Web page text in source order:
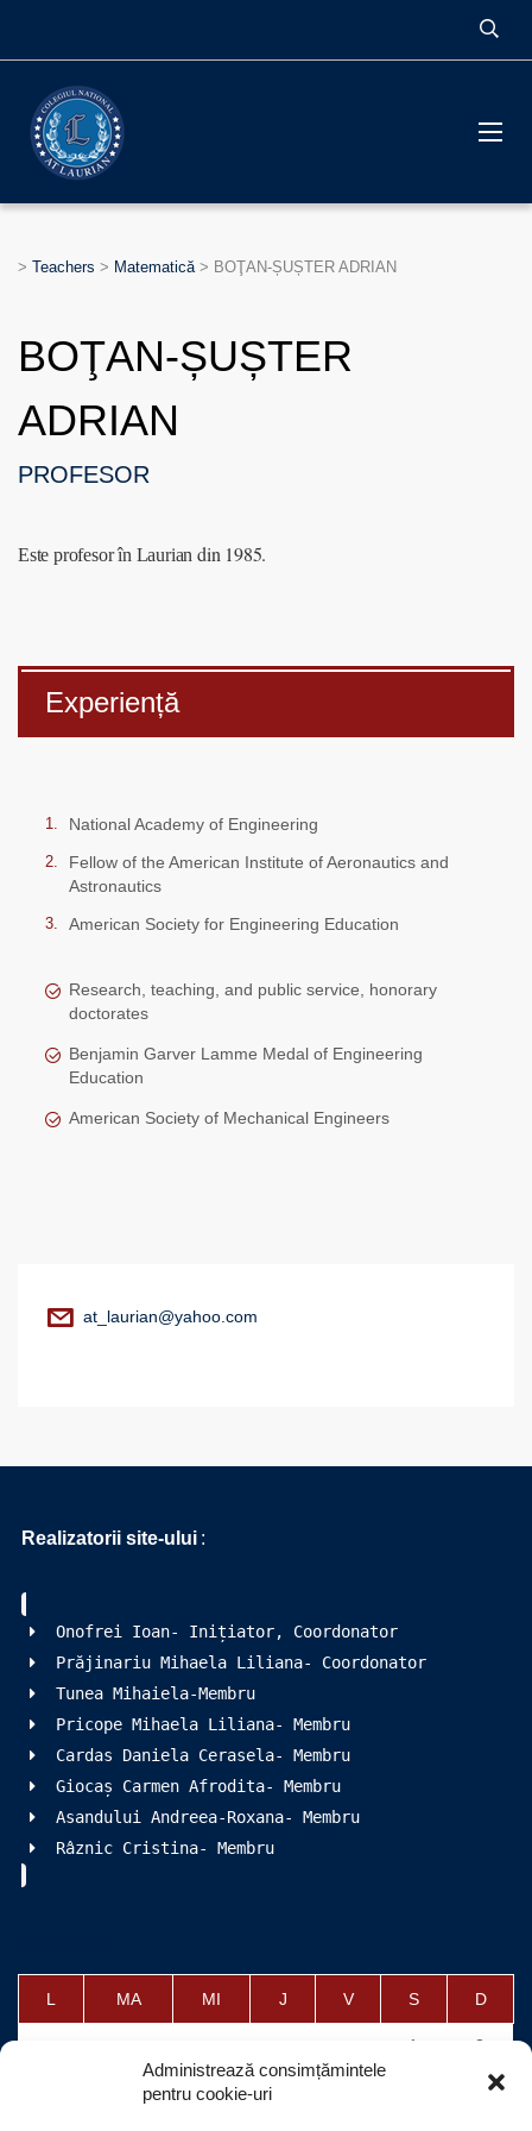
Administrează consimțămintele
pentru cookie-uri
> Teachers > Matematică> BOŢAN-ȘUȘTER ADRIAN
BOŢAN-ȘUȘTER
ADRIAN
PROFESOR
Este profesor în Laurian din 1985.
Experiență
National Academy of Engineering
Fellow of the American Institute of Aeronautics and
Astronautics
American Society for Engineering Education
Research, teaching, and public service, honorary
doctorates
Benjamin Garver Lamme Medal of Engineering
Education
American Society of Mechanical Engineers
at_laurian@yahoo.com
Realizatorii site-ului :
Onofrei Ioan- Inițiator, Coordonator
Prăjinariu Mihaela Liliana- Coordonator
Tunea Mihaiela-Membru
Pricope Mihaela Liliana- Membru
Cardas Daniela Cerasela- Membru
Giocaș Carmen Afrodita- Membru
Asandului Andreea-Roxana- Membru
Râznic Cristina- Membru
L MA MI J V S D
1 2
5